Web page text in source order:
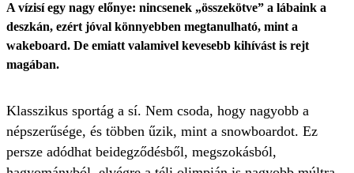
A vízisí egy nagy előnye: nincsenek „összekötve” a lábaink a
deszkán, ezért jóval könnyebben megtanulható, mint a
wakeboard. De emiatt valamivel kevesebb kihívást is rejt
magában.
Klasszikus sportág a sí. Nem csoda, hogy nagyobb a
népszerűsége, és többen űzik, mint a snowboardot. Ez
persze adódhat beidegződésből, megszokásból,